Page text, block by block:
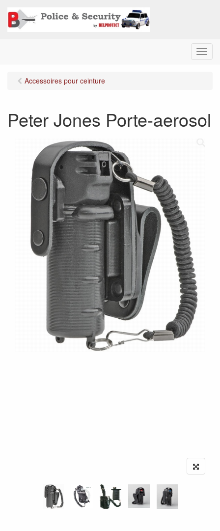
M
e
Accessoires pour ceinture
Peter Jones Porte-aerosol